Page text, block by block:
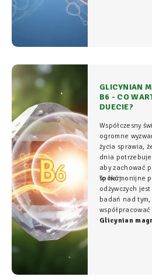
komórkowym
GLICYNIAN
B6 - CO
DUECIE?
Współczesny
ogromne
życia sprawia,
dnia
aby zachować
spokój.
To harmonijne
odżywczych
badań nad
Glicynian
fundament
organizmu,
najwyższym